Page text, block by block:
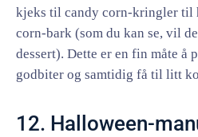
kjeks til candy corn-kringler til
corn-bark (som du kan se, vil
dessert). Dette er en fin måte å
godbiter og samtidig få til litt
12. Halloween-